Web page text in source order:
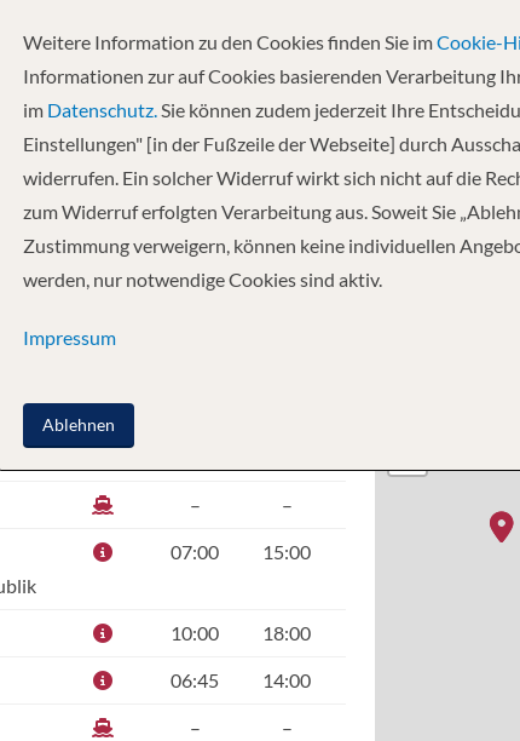
08.08.2026
Plata, Dominikanische Republik - St. Thomas -
- Miami, Florida
INFO
– –
07:00 15:00
10:00 18:00
06:45 14:00
– –
Weitere Information zu den Cookies finden Sie imCookie-
Informationen zur auf Cookies basierenden Verarbeitung
im Datenschutz.Sie können zudem jederzeit Ihre
Einstellungen" [in der Fußzeile der Webseite] durch
widerrufen. Ein solcher Widerruf wirkt sich nicht auf die
zum Widerruf erfolgten Verarbeitung aus. Soweit Sie
Zustimmung verweigern, können keine individuellen
werden, nur notwendige Cookies sind aktiv.
Impressum
Ablehnen